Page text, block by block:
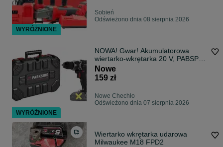
Sobień
Odświeżono dnia 08 sierpnia 2026
NOWA! Gwar! Akumulatorowa
wiertarko-wkrętarka 20 V, PABSP
20 Li C4
Nowe
159 zł
Nowe Chechło
Odświeżono dnia 07 sierpnia 2026
Wiertarko wkrętarka udarowa
Milwaukee M18 FPD2
WYRÓŻNIONE
WYRÓŻNIONE